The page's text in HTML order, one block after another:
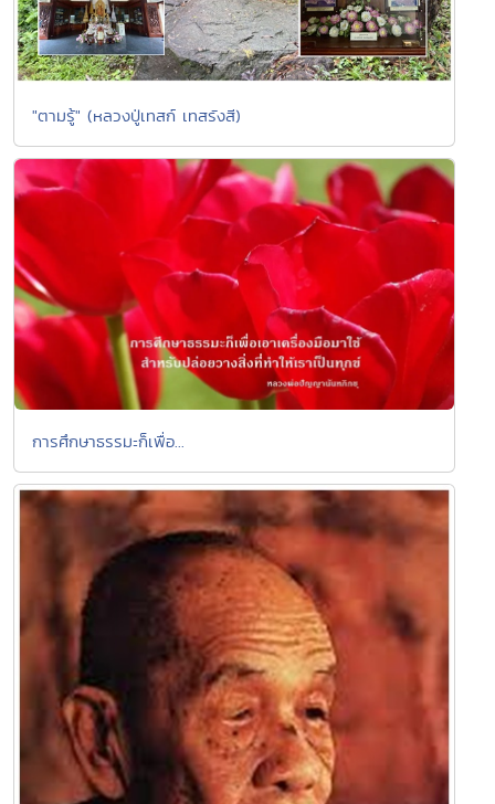
"ตามรู้" (หลวงปู่เทสก์ เทสรังสี)
การศึกษาธรรมะก็เพื่อ...